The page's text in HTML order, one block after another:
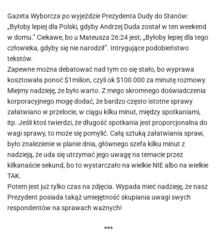
Gazeta Wyborcza po wyjeździe Prezydenta Dudy do Stanów:
„Byłoby lepiej dla Polski, gdyby Andrzej Duda został w ten weekend
w domu.” Ciekawe, bo u Mateusza 26:24 jest; „Byłoby lepiej dla tego
człowieka, gdyby się nie narodził”. Intrygujące podobieństwo
tekstów.
Zapewne można debatować nad tym co się stało, bo wyprawa
kosztowała ponoć $1milion, czyli ok $100 000 za minutę rozmowy.
Miejmy nadzieję, że było warto. Z mego skromnego doświadczenia
korporacyjnego mogę dodać, że bardzo często istotne sprawy
załatwiano w przelocie, w ciągu kilku minut, między spotkaniami,
itp. Jeśli ktoś twierdzi, że długość spotkania jest proporcjonalna do
wagi sprawy, to może się pomylić. Całą sztuką załatwiania spraw,
było znalezienie w planie dnia, głównego szefa kilku minut z
nadzieją, że uda się utrzymać jego uwagę na temacie przez
kilkanaście sekund, bo to wystarczało na wielkie NIE albo na wielkie
TAK.
Potem jest już tylko czas na zdjęcia. Wypada mieć nadzieję, że nasz
Prezydent posiada takąż umiejętność skupiania uwagi swych
respondentów na sprawach ważnych!
***